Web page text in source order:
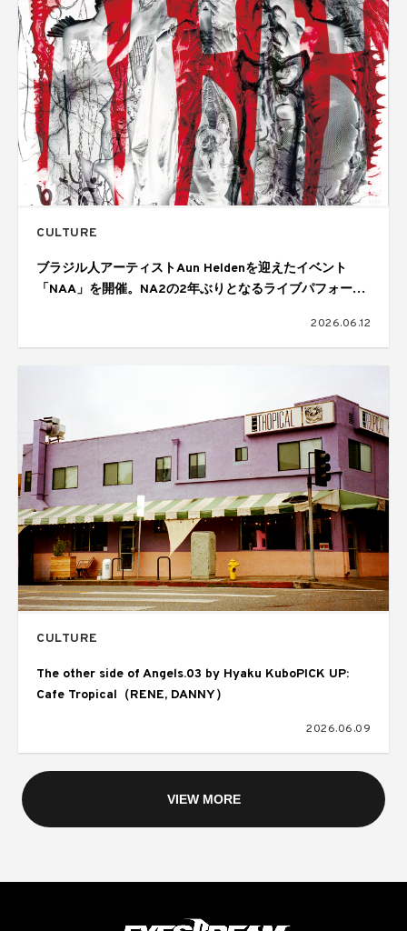
CULTURE
ブラジル人アーティストAun Heldenを迎えたイベント
「NAA」を開催。NA2の2年ぶりとなるライブパフォーマ
2026.06.12
CULTURE
The other side of Angels.03 by Hyaku KuboPICK UP:
Cafe Tropical（RENE, DANNY）
2026.06.09
VIEW MORE